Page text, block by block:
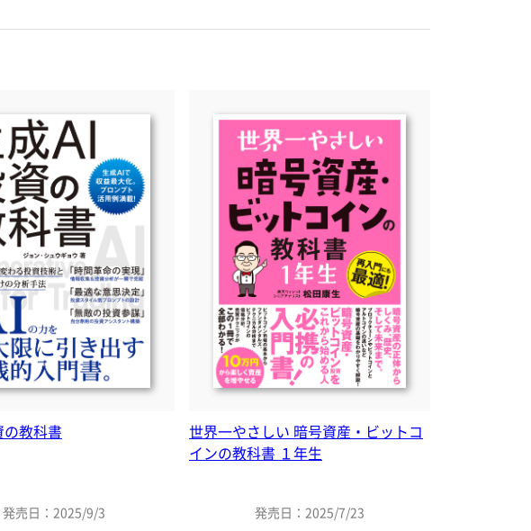
教科書
発売日：2025/9/3
世界一やさしい 暗号資産・ビットコ
インの教科書 １年生
発売日：2025/7/23